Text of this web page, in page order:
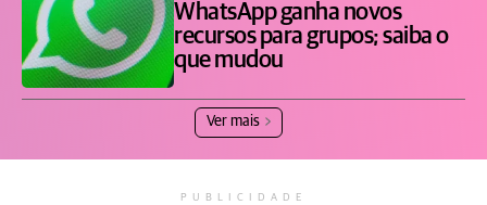
WhatsApp ganha novos
recursos para grupos; saiba o
que mudou
Ver mais
PUBLICIDADE